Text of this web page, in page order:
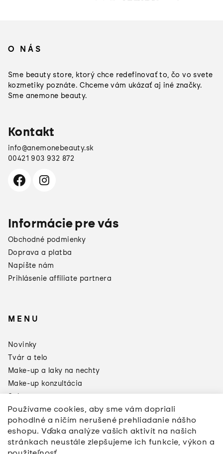
Používame cookies, aby sme vám dopriali
pohodlné a ničím nerušené prehliadanie nášho
eshopu. Vďaka analýze vašich aktivít na našich
stránkach neustále zlepšujeme ich funkcie, výkon a
O NÁS
Sme beauty store, ktorý chce redefinovať to, čo vo svete
kozmetiky poznáte. Chceme vám ukázať aj iné značky.
Sme anemone beauty.
Kontakt
info@anemonebeauty.sk
00421 903 932 872
Informácie pre vás
Obchodné podmienky
Doprava a platba
Napíšte nám
Prihlásenie affiliate partnera
MENU
Novinky
Tvár a telo
Make-up a laky na nechty
Make-up konzultácia
Sale
Značky
Napíšte nám
zásoby:
3 produkty = Green Odlakovač
*akcia sa nevzťahuje na pilníky a
pomôcly na úpravu nechtov